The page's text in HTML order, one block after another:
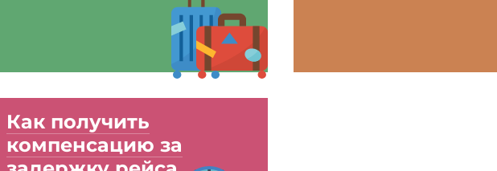
Как получить
компенсацию за